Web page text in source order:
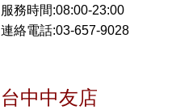
服務時間:08:00-23:00
連絡電話:03-657-9028
台中中友店